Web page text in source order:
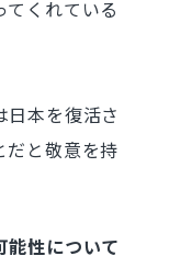
くれている
日本を復活さ
だと敬意を持
能性について